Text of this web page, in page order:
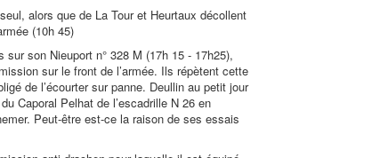
alors que de La Tour et Heurtaux décollent
(10h 45)
son Nieuport n° 328 M (17h 15 - 17h25),
sur le front de l’armée. Ils répètent cette
de l’écourter sur panne. Deullin au petit jour
Caporal Pelhat de l’escadrille N 26 en
Peut-être est-ce la raison de ses essais